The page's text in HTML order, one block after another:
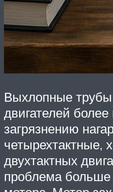
Выхлопные трубы
двигателей
загрязнению
четырехтактные,
двухтактных
проблема больше